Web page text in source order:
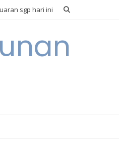
sgp hari ini